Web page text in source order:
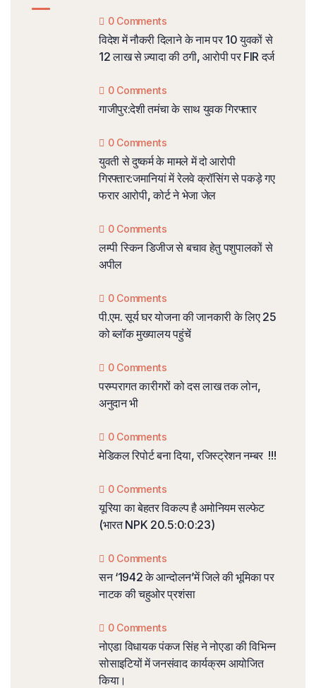
0 Comments
विदेश में नौकरी दिलाने के नाम पर 10 युवकों से
12 लाख से ज़्यादा की ठगी, आरोपी पर FIR दर्ज
0 Comments
गाजीपुर:देशी तमंचा के साथ युवक गिरफ्तार
0 Comments
युवती से दुष्कर्म के मामले में दो आरोपी
गिरफ्तार:जमानियां में रेलवे क्रॉसिंग से पकड़े गए
फरार आरोपी, कोर्ट ने भेजा जेल
0 Comments
लम्पी स्किन डिजीज से बचाव हेतु पशुपालकों से
अपील
0 Comments
पी.एम. सूर्य घर योजना की जानकारी के लिए 25
को ब्लॉक मुख्यालय पहुंचें
0 Comments
परम्परागत कारीगरों को दस लाख तक लोन,
अनुदान भी
0 Comments
मेडिकल रिपोर्ट बना दिया, रजिस्ट्रेशन नम्बर !!!
0 Comments
यूरिया का बेहतर विकल्प है अमोनियम सल्फेट
(भारत NPK 20.5:0:0:23)
0 Comments
सन ‘1942 के आन्दोलन’में जिले की भूमिका पर
नाटक की चहुओर प्रशंसा
0 Comments
नोएडा विधायक पंकज सिंह ने नोएडा की विभिन्न
सोसाइटियों में जनसंवाद कार्यक्रम आयोजित
किया।